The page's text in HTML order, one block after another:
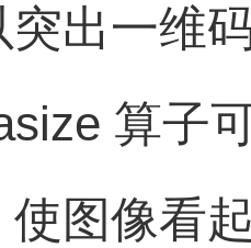
突出一维
算子
使图像看